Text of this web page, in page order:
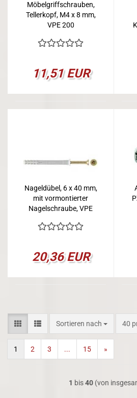
Möbelgriffschrauben,
Tellerkopf, M4 x 8 mm,
VPE 200
11,51 EUR
Nageldübel, 6 x 40 mm,
mit vormontierter
Nagelschraube, VPE
20,36 EUR
Sortieren nach
Sortieren nach 40
pro
1 2 3 ... 15 »
1 bis40(von